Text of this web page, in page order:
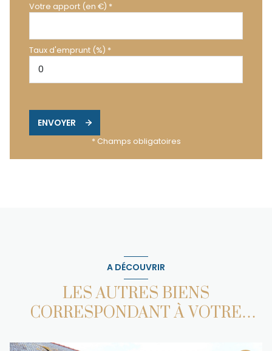
Votre apport (en €) *
Taux d'emprunt (%) *
ENVOYER
* Champs obligatoires
A DÉCOUVRIR
LES AUTRES BIENS
CORRESPONDANT À VOTRE